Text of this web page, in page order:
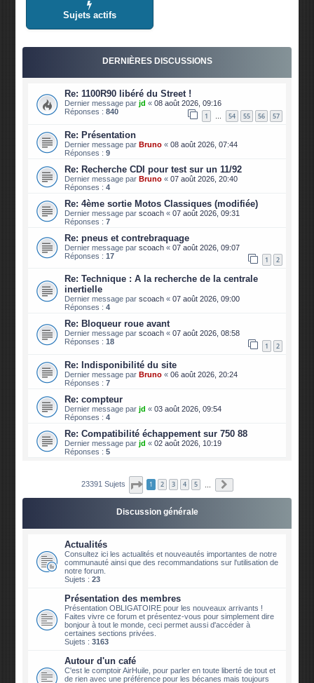
Sujets actifs
DERNIÈRES DISCUSSIONS
Re: 1100R90 libéré du Street !
Dernier message parjd «08 août 2026, 09:16
Réponses :840 1 … 54 55 56 57
Re: Présentation
Dernier message parBruno «08 août 2026, 07:44
Réponses :9
Re: Recherche CDI pour test sur un 11/92
Dernier message parBruno «07 août 2026, 20:40
Réponses :4
Re: 4ème sortie Motos Classiques (modifiée)
Dernier message parscoach «07 août 2026, 09:31
Réponses :7
Re: pneus et contrebraquage
Dernier message parscoach «07 août 2026, 09:07
Réponses :17 1 2
Re: Technique : A la recherche de la centrale
inertielle
Dernier message parscoach «07 août 2026, 09:00
Réponses :4
Re: Bloqueur roue avant
Dernier message parscoach «07 août 2026, 08:58
Réponses :18 1 2
Re: Indisponibilité du site
Dernier message parBruno «06 août 2026, 20:24
Réponses :7
Re: compteur
Dernier message parjd «03 août 2026, 09:54
Réponses :4
Re: Compatibilité échappement sur 750 88
Dernier message parjd «02 août 2026, 10:19
Réponses :5
23391 Sujets Page 1sur2340
1 2 3 4 5 …
Discussion générale
Actualités
Consultez ici les actualités et nouveautés importantes de notre
communauté ainsi que des recommandations sur l'utilisation de
notre forum.
Sujets :23
Présentation des membres
Présentation OBLIGATOIRE pour les nouveaux arrivants !
Faites vivre ce forum et présentez-vous pour simplement dire
bonjour à tout le monde, ceci permet aussi d'accéder à
certaines sections privées.
Sujets :3163
Autour d'un café
C'est le comptoir AirHuile, pour parler en toute liberté de tout et
de rien avec une préférence pour les bécanes mais toujours